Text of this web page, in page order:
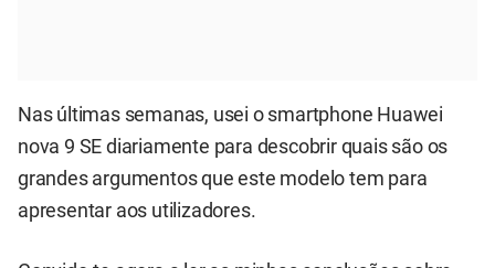
Nas últimas semanas, usei o smartphone Huawei
nova 9 SE diariamente para descobrir quais são os
grandes argumentos que este modelo tem para
apresentar aos utilizadores.